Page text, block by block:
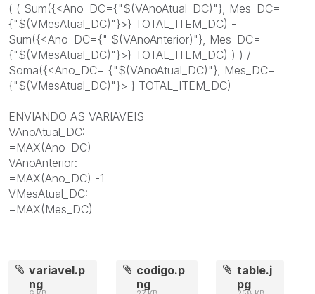
( ( Sum({<Ano_DC={"$(VAnoAtual_DC)"}, Mes_DC=
{"$(VMesAtual_DC)"}>} TOTAL_ITEM_DC) -
Sum({<Ano_DC={" $(VAnoAnterior)"}, Mes_DC=
{"$(VMesAtual_DC)"}>} TOTAL_ITEM_DC) ) ) /
Soma({<Ano_DC= {"$(VAnoAtual_DC)"}, Mes_DC=
{"$(VMesAtual_DC)"}> } TOTAL_ITEM_DC)
ENVIANDO AS VARIAVEIS
VAnoAtual_DC:
=MAX(Ano_DC)
VAnoAnterior:
=MAX(Ano_DC) -1
VMesAtual_DC:
=MAX(Mes_DC)
variavel.p
ng
codigo.p
ng
table.j
pg